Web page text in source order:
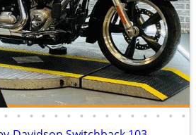
• • • • • • • • • • • • • • •